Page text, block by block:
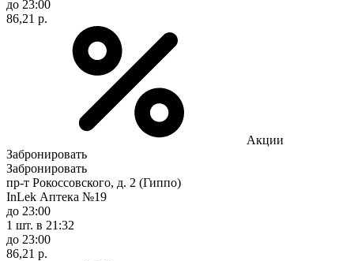
до 23:00
86,21 р.
Акции
Забронировать
Забронировать
пр-т Рокоссовского, д. 2 (Гиппо)
InLek Аптека №19
до 23:00
1 шт. в 21:32
до 23:00
86,21 р.